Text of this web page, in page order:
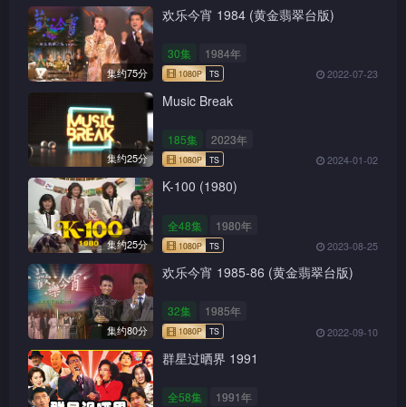
集约75分
欢乐今宵 1984 (黄金翡翠台版)
30集 1984年
2022-07-23
集约25分
Music Break
185集 2023年
2024-01-02
集约25分
K-100 (1980)
全48集 1980年
2023-08-25
集约80分
欢乐今宵 1985-86 (黄金翡翠台版)
32集 1985年
2022-09-10
群星过晒界 1991
全58集 1991年